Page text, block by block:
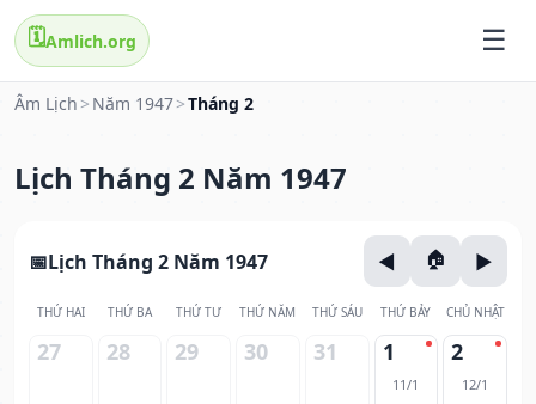
🗓️Amlich.org
Âm Lịch > Năm 1947>Tháng 2
Lịch Tháng 2 Năm 1947
Lịch Tháng 2 Năm 1947
THỨ HAI THỨ BA THỨ TƯ THỨ NĂM THỨ SÁU THỨ BẢY CHỦ NHẬT
27 28 29 30 31 1
11/1
2
12/1